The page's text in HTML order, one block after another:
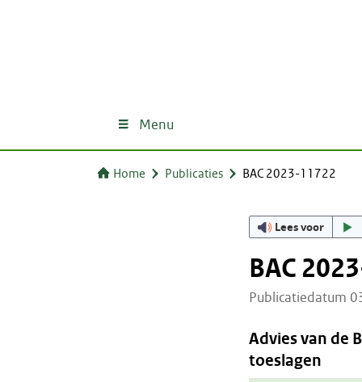
Menu
Home Publicaties BAC 2023-11722
Lees voor
BAC
Publicatiedatum
Advies van de
toeslagen